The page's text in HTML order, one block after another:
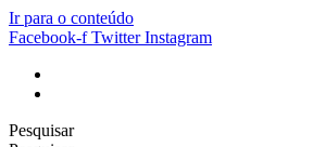
Ir para o conteúdo
Facebook-f Twitter Instagram
Pesquisar